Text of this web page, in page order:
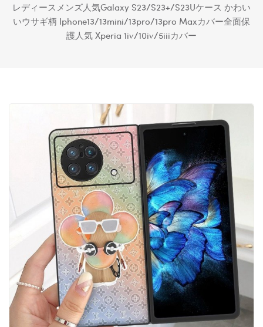
レディースメンズ人気Galaxy S23/S23+/S23Uケース かわい
いウサギ柄 Iphone13/13mini/13pro/13pro Maxカバー全面保
護人気 Xperia 1iv/10iv/5iiiカバー